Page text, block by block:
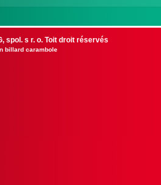
spol. s r. o. Toit droit réservés
billard carambole